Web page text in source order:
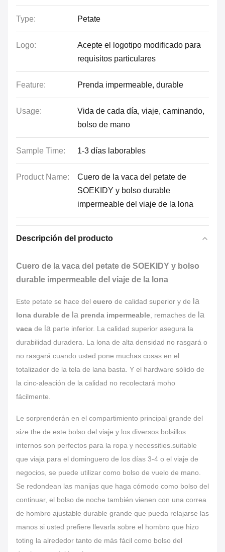
Type: Petate
Logo:
Acepte el logotipo modificado para
requisitos particulares
Feature: Prenda impermeable, durable
Usage:
Vida de cada día, viaje, caminando,
bolso de mano
Sample Time: 1-3 días laborables
Product Name:
Cuero de la vaca del petate de
SOEKIDY y bolso durable
impermeable del viaje de la lona
Descripción del producto
Cuero de la vaca del petate de SOEKIDY y bolso
durable impermeable del viaje de la lona
Este petate se hace del cuero de calidad superior y de la
lona durable de la prenda impermeable , remaches de la
vaca de la parte inferior. La calidad superior asegura la
durabilidad duradera. La lona de alta densidad no rasgará o
no rasgará cuando usted pone muchas cosas en el
totalizador de la tela de lana basta. Y el hardware sólido de
la cinc-aleación de la calidad no recolectará moho
fácilmente.
Le sorprenderán en el compartimiento principal grande del
size.the de este bolso del viaje y los diversos bolsillos
internos son perfectos para la ropa y necessities.suitable
que viaja para el dominguero de los días 3-4 o el viaje de
negocios, se puede utilizar como bolso de vuelo de mano.
Se redondean las manijas que haga cómodo como bolso del
continuar, el bolso de noche también vienen con una correa
de hombro ajustable durable grande que pueda relajarse las
manos si usted prefiere llevarla sobre el hombro que hizo
toting la alrededor tanto de más fácil como bolso del